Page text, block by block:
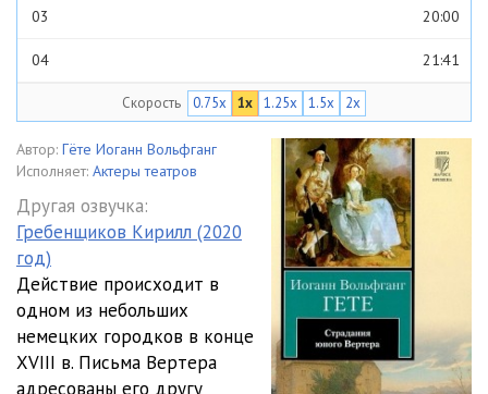
03 20:00
04 21:41
06 22:45
Скорость 0.75x 1x 1.25x 1.5x 2x
Автор: Гёте Иоганн Вольфганг
Исполняет: Актеры театров
Другая озвучка:
Гребенщиков Кирилл (2020
год)
Действие происходит в
одном из небольших
немецких городков в конце
XVIII в. Письма Вертера
адресованы его другу